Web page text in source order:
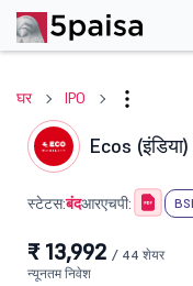
घर IPO
Ecos (इंडिया)
स्टेटस:बंदआरएचपी:
₹ 13,992 / 44 शेयर
न्यूनतम निवेश